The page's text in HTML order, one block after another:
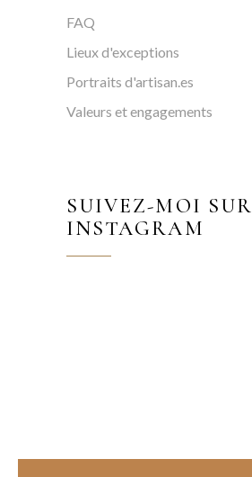
FAQ
Lieux d'exceptions
Portraits d'artisan.es
Valeurs et engagements
SUIVEZ-MOI SUR
INSTAGRAM